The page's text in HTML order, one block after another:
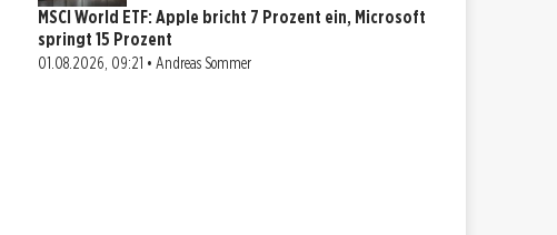
MSCI World ETF: Apple bricht 7 Prozent ein, Microsoft
springt 15 Prozent
01.08.2026, 09:21 • Andreas Sommer